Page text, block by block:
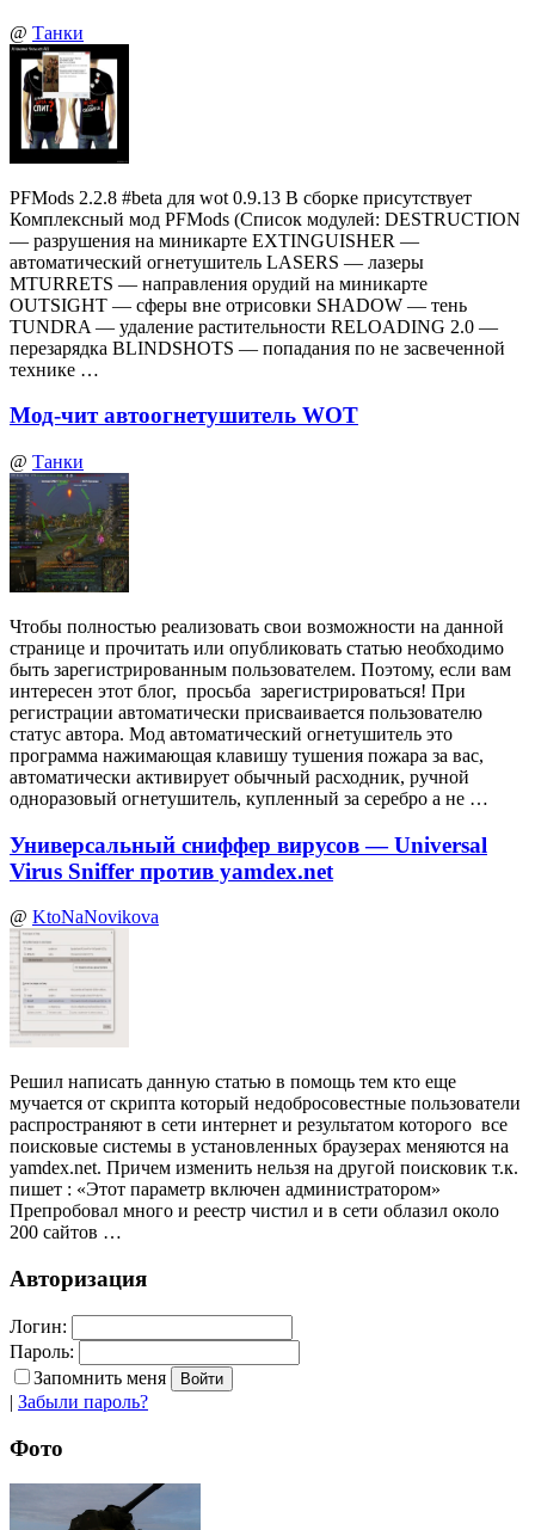
@ Танки
PFMods 2.2.8 #beta для wot 0.9.13 В сборке присутствует
Комплексный мод PFMods (Список модулей: DESTRUCTION
— разрушения на миникарте EXTINGUISHER —
автоматический огнетушитель LASERS — лазеры
MTURRETS — направления орудий на миникарте
OUTSIGHT — сферы вне отрисовки SHADOW — тень
TUNDRA — удаление растительности RELOADING 2.0 —
перезарядка BLINDSHOTS — попадания по не засвеченной
технике …
Мод-чит автоогнетушитель WOT
@ Танки
Чтобы полностью реализовать свои возможности на данной
странице и прочитать или опубликовать статью необходимо
быть зарегистрированным пользователем. Поэтому, если вам
интересен этот блог, просьба зарегистрироваться! При
регистрации автоматически присваивается пользователю
статус автора. Мод автоматический огнетушитель это
программа нажимающая клавишу тушения пожара за вас,
автоматически активирует обычный расходник, ручной
одноразовый огнетушитель, купленный за серебро а не …
Универсальный сниффер вирусов — Universal
Virus Sniffer против yamdex.net
@ KtoNaNovikova
Решил написать данную статью в помощь тем кто еще
мучается от скрипта который недобросовестные пользователи
распространяют в сети интернет и результатом которого все
поисковые системы в установленных браузерах меняются на
yamdex.net. Причем изменить нельзя на другой поисковик т.к.
пишет : «Этот параметр включен администратором»
Препробовал много и реестр чистил и в сети облазил около
200 сайтов …
Авторизация
Логин:
Пароль:
Запомнить меня
| Забыли пароль?
Фото